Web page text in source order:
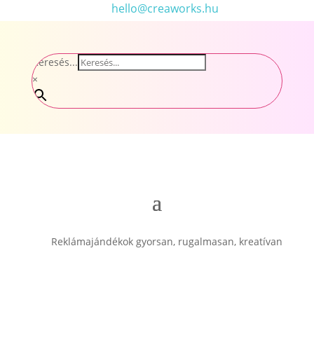
hello@creaworks.hu
Keresés...
×
Reklámajándékok gyorsan, rugalmasan, kreatívan